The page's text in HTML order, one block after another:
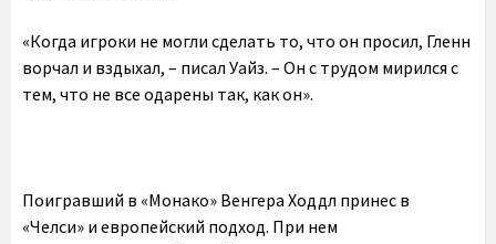
«Когда игроки не могли сделать то, что он просил, Гленн
ворчал и вздыхал, – писал Уайз. – Он с трудом мирился с
тем, что не все одарены так, как он».
Поигравший в «Монако» Венгера Ходдл принес в
«Челси» и европейский подход. При нем